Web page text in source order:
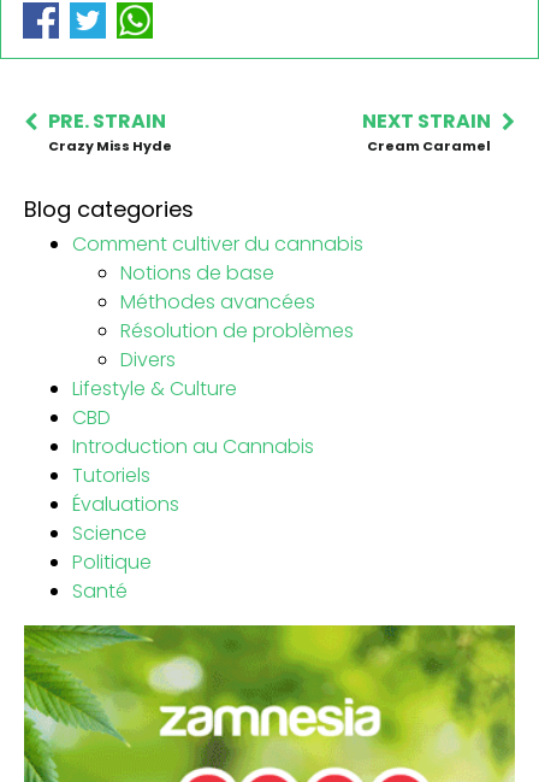
PRE. STRAIN
Crazy Miss Hyde
NEXT STRAIN
Cream Caramel
Blog categories
Comment cultiver du cannabis
Notions de base
Méthodes avancées
Résolution de problèmes
Divers
Lifestyle & Culture
CBD
Introduction au Cannabis
Tutoriels
Évaluations
Science
Politique
Santé